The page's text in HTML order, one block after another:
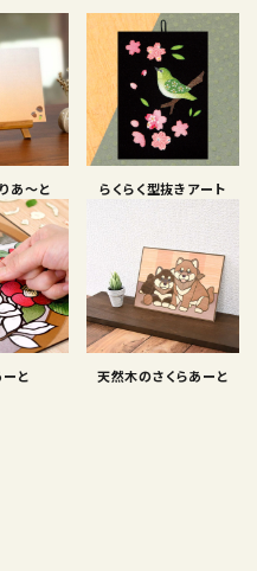
あ〜と らくらく型抜きアート
ーと 天然木のさくらあーと